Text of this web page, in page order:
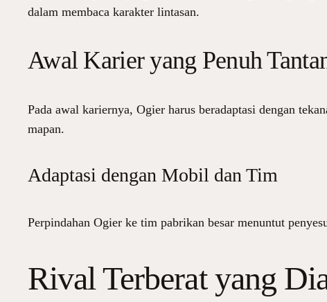
dalam membaca karakter lintasan.
Awal Karier yang Penuh
Pada awal kariernya, Ogier harus beradaptasi dengan
mapan.
Adaptasi dengan Mobil dan Tim
Perpindahan Ogier ke tim pabrikan besar menuntut
Rival Terberat yang